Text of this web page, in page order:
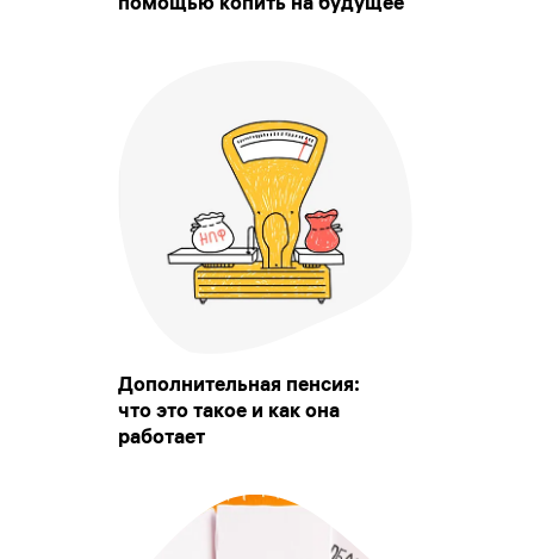
Дополнительная пенсия:
что это такое и как она
работает